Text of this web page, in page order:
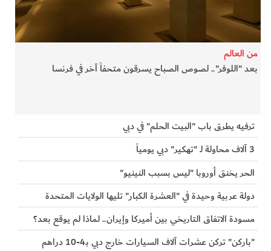
من العالم
بعد "اللوفر".. لصوص الصباح يسرقون متحفاً آخر في فرنسا
ترفيه يطرق باب "البيت الحلم" في دبي
3 آلاف محاولة لـ "تهكير" دبي يومياً
الحر يخنق أوروبا "ليس بسبب النينيو"
دولة عربية وحيدة في "العشرة الكبار" تليها الولايات المتحدة
مسودة الاتفاق التاريخي بين أميركا وإيران.. لماذا لم يوقع بعد؟
"باركن" تركن عشرات آلاف السيارات خارج دبي بـ4-10 دراهم